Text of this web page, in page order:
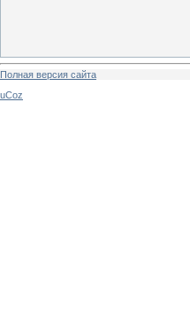
Полная версия сайта
uCoz